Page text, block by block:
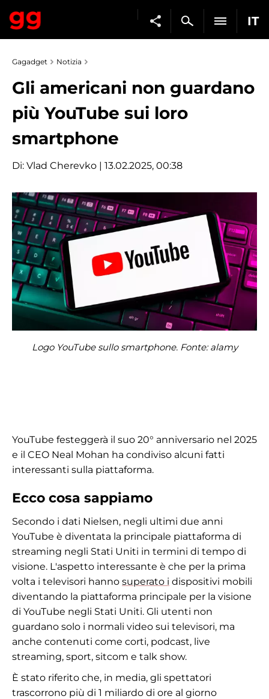
IT
Gagadget Notizia
Gli americani non guardano
più YouTube sui loro
smartphone
Di: Vlad Cherevko | 13.02.2025, 00:38
Logo YouTube sullo smartphone. Fonte: alamy
YouTube festeggerà il suo 20° anniversario nel 2025
e il CEO Neal Mohan ha condiviso alcuni fatti
interessanti sulla piattaforma.
Ecco cosa sappiamo
Secondo i dati Nielsen, negli ultimi due anni
YouTube è diventata la principale piattaforma di
streaming negli Stati Uniti in termini di tempo di
visione. L'aspetto interessante è che per la prima
volta i televisori hanno superato i dispositivi mobili
diventando la piattaforma principale per la visione
di YouTube negli Stati Uniti. Gli utenti non
guardano solo i normali video sui televisori, ma
anche contenuti come corti, podcast, live
streaming, sport, sitcom e talk show.
È stato riferito che, in media, gli spettatori
trascorrono più di 1 miliardo di ore al giorno